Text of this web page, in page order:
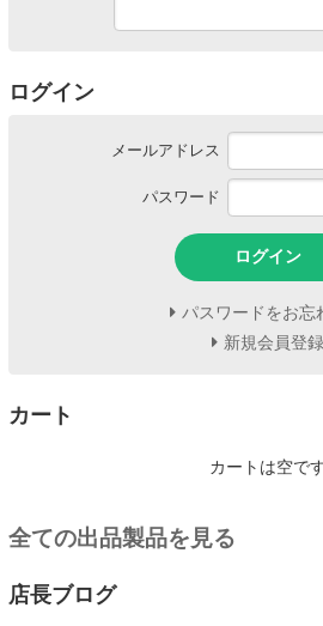
ログイン
メールアドレス
パスワード
ログイン
パスワードをお忘
新規会員登録
カート
カートは空で
全ての出品製品を見る
店長ブログ